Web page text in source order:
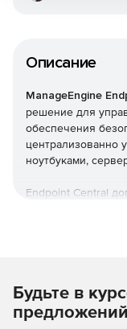
Описание
ManageEngine
решение для
обеспечения
централизованно
ноутбуками,
Endpoint Central
образов и
позволяет
отслеживать
Будьте в